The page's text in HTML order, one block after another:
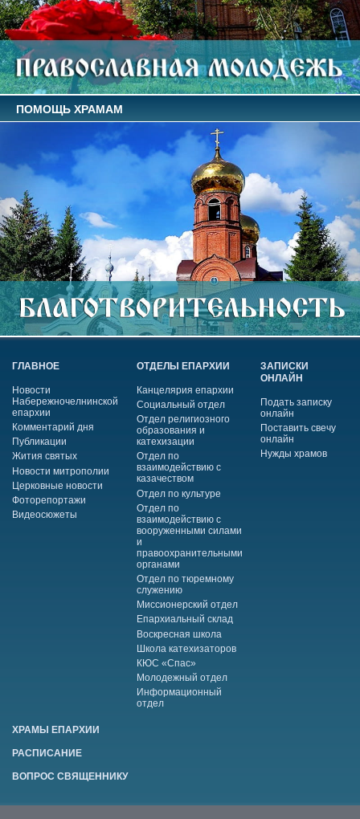
ПОМОЩЬ ХРАМАМ
ГЛАВНОЕ
Новости
Набережночелнинской
епархии
Комментарий дня
Публикации
Жития святых
Новости митрополии
Церковные новости
Фоторепортажи
Видеосюжеты
ОТДЕЛЫ ЕПАРХИИ
Канцелярия епархии
Социальный отдел
Отдел религиозного
образования и
катехизации
Отдел по
взаимодействию с
казачеством
Отдел по культуре
Отдел по
взаимодействию с
вооруженными силами
и
правоохранительными
органами
Отдел по тюремному
служению
Миссионерский отдел
Епархиальный склад
Воскресная школа
Школа катехизаторов
КЮС «Спас»
Молодежный отдел
Информационный
отдел
ЗАПИСКИ
ОНЛАЙН
Подать записку
онлайн
Поставить свечу
онлайн
Нужды храмов
ХРАМЫ ЕПАРХИИ
РАСПИСАНИЕ
ВОПРОС СВЯЩЕННИКУ